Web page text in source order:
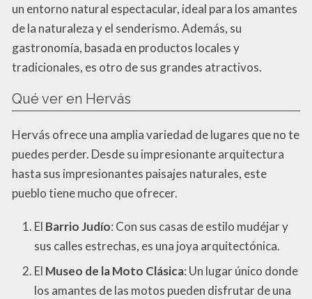
un entorno natural espectacular, ideal para los amantes
de la naturaleza y el senderismo. Además, su
gastronomía, basada en productos locales y
tradicionales, es otro de sus grandes atractivos.
Qué ver en Hervás
Hervás ofrece una amplia variedad de lugares que no te
puedes perder. Desde su impresionante arquitectura
hasta sus impresionantes paisajes naturales, este
pueblo tiene mucho que ofrecer.
El Barrio Judío: Con sus casas de estilo mudéjar y
sus calles estrechas, es una joya arquitectónica.
El Museo de la Moto Clásica: Un lugar único donde
los amantes de las motos pueden disfrutar de una